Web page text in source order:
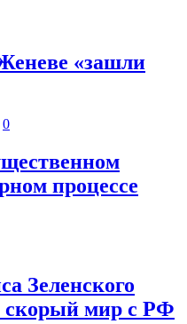
«зашли
0
процессе
Зеленского
скорый мир с РФ